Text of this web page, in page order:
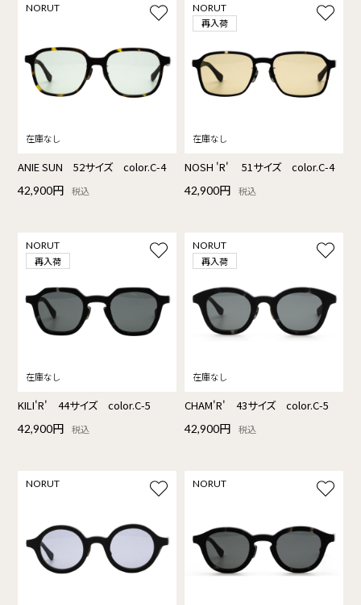
NORUT
ANIE SUN 52サイズ color.C-4
42,900円 税込
NORUT
再入荷
NOSH 'R' 51サイズ color.C-4
42,900円 税込
NORUT
再入荷
KILI'R' 44サイズ color.C-5
42,900円 税込
NORUT
再入荷
CHAM'R' 43サイズ color.C-5
42,900円 税込
NORUT NORUT